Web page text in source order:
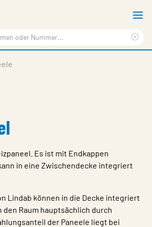
Es ist mit Endkappen
in eine Zwischendecke integriert
Lindab können in die Decke integriert
den Raum hauptsächlich durch
der Paneele liegt bei